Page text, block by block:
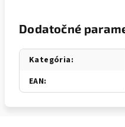
Dodatočné
Kategória:
EAN: